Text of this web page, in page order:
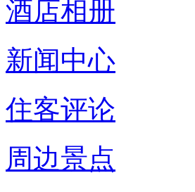
酒店相册
新闻中心
住客评论
周边景点